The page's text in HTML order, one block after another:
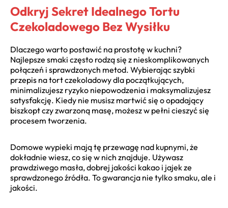
Odkryj Sekret Idealnego Tortu
Czekoladowego Bez Wysiłku
Dlaczego warto postawić na prostotę w kuchni?
Najlepsze smaki często rodzą się z nieskomplikowanych
połączeń i sprawdzonych metod. Wybierając szybki
przepis na tort czekoladowy dla początkujących,
minimalizujesz ryzyko niepowodzenia i maksymalizujesz
satysfakcję. Kiedy nie musisz martwić się o opadający
biszkopt czy zwarzoną masę, możesz w pełni cieszyć się
procesem tworzenia.
Domowe wypieki mają tę przewagę nad kupnymi, że
dokładnie wiesz, co się w nich znajduje. Używasz
prawdziwego masła, dobrej jakości kakao i jajek ze
sprawdzonego źródła. To gwarancja nie tylko smaku, ale i
jakości.